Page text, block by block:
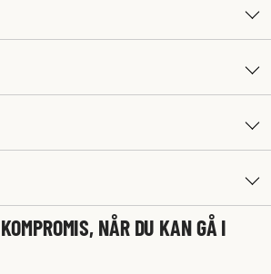
NÅR DU KAN GÅ I